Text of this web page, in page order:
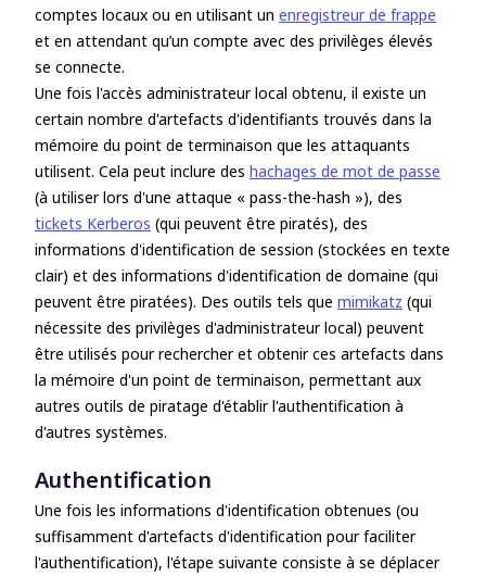
comptes locaux ou en utilisant un enregistreur de frappe
et en attendant qu’un compte avec des privilèges élevés
se connecte.
Une fois l'accès administrateur local obtenu, il existe un
certain nombre d'artefacts d'identifiants trouvés dans la
mémoire du point de terminaison que les attaquants
utilisent. Cela peut inclure des hachages de mot de passe
(à utiliser lors d'une attaque « pass-the-hash »), des
tickets Kerberos (qui peuvent être piratés), des
informations d'identification de session (stockées en texte
clair) et des informations d'identification de domaine (qui
peuvent être piratées). Des outils tels que mimikatz (qui
nécessite des privilèges d'administrateur local) peuvent
être utilisés pour rechercher et obtenir ces artefacts dans
la mémoire d'un point de terminaison, permettant aux
autres outils de piratage d'établir l'authentification à
d'autres systèmes.
Authentification
Une fois les informations d'identification obtenues (ou
suffisamment d'artefacts d'identification pour faciliter
l'authentification), l'étape suivante consiste à se déplacer